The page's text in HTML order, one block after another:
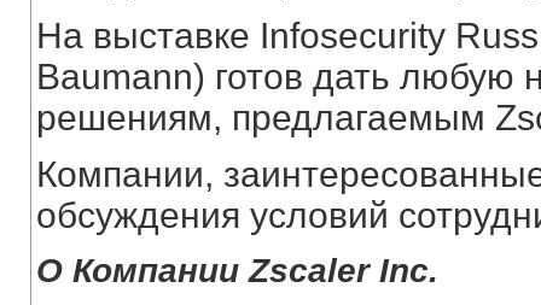
На выставке Infosecurity
Baumann) готов дать
решениям, предлагаемым
Компании,
обсуждения условий
О Компании Zscaler Inc.